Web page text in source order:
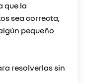
que la
sea correcta,
pequeño
resolverlas sin